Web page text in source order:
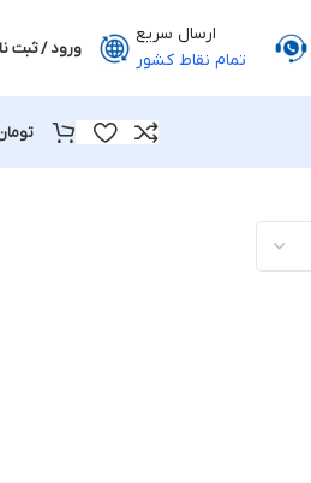
ارسال سریع
تمام نقاط کشور
ورود / ثبت